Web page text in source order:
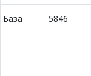
База 5846